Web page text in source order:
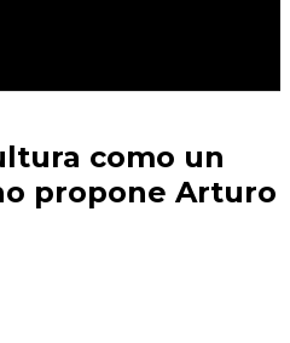
como un
propone Arturo